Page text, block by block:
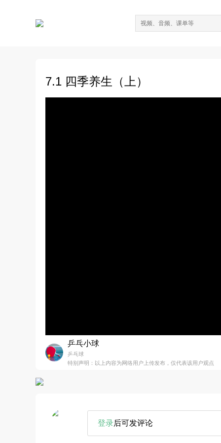
7.1 四季养生（上）
乒乓小球
乒乓球
特别声明：以上内容为网络用户上传发布，仅代表该用户观点
登录后可发评论